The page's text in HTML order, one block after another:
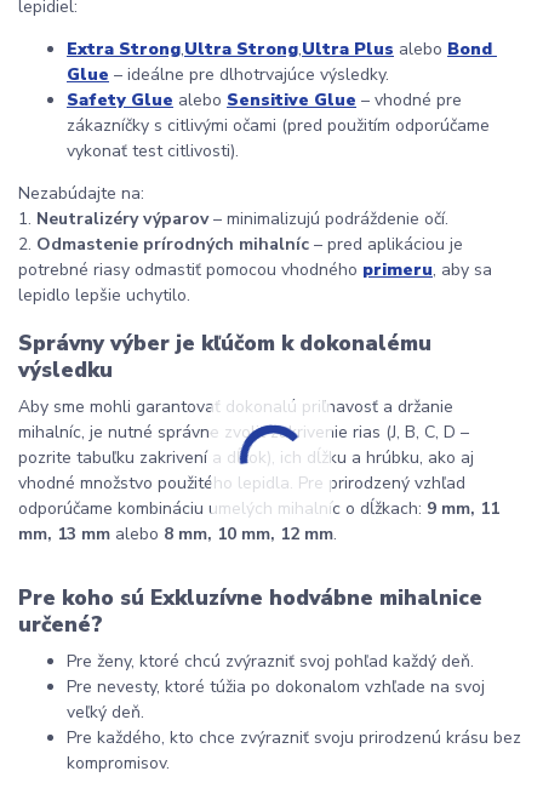
lepidiel:
Extra Strong,Ultra Strong,Ultra Plus alebo Bond
Glue – ideálne pre dlhotrvajúce výsledky.
Safety Glue alebo Sensitive Glue – vhodné pre
zákazníčky s citlivými očami (pred použitím odporúčame
vykonať test citlivosti).
Nezabúdajte na:
1. Neutralizéry výparov – minimalizujú podráždenie očí.
2. Odmastenie prírodných mihalníc – pred aplikáciou je
potrebné riasy odmastiť pomocou vhodného primeru, aby sa
lepidlo lepšie uchytilo.
Správny výber je kľúčom k dokonalému
výsledku
Aby sme mohli garantovať dokonalú priľnavosť a držanie
mihalníc, je nutné správne zvoliť zakrivenie rias (J, B, C, D –
pozrite tabuľku zakrivení a dĺžok), ich dĺžku a hrúbku, ako aj
vhodné množstvo použitého lepidla. Pre prirodzený vzhľad
odporúčame kombináciu umelých mihalníc o dĺžkach: 9 mm, 11
mm, 13 mm alebo 8 mm, 10 mm, 12 mm.
Pre koho sú Exkluzívne hodvábne mihalnice
určené?
Pre ženy, ktoré chcú zvýrazniť svoj pohľad každý deň.
Pre nevesty, ktoré túžia po dokonalom vzhľade na svoj
veľký deň.
Pre každého, kto chce zvýrazniť svoju prirodzenú krásu bez
kompromisov.